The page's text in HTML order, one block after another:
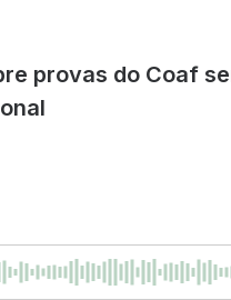
provas do Coaf